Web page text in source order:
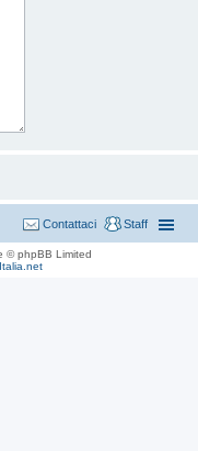
Staff
Contattaci
© phpBB Limited